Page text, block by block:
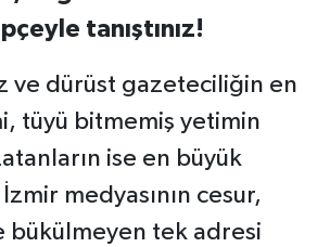
tanıştınız!
ve dürüst gazeteciliğin en
tüyü bitmemiş yetimin
ise en büyük
medyasının cesur,
bükülmeyen tek adresi